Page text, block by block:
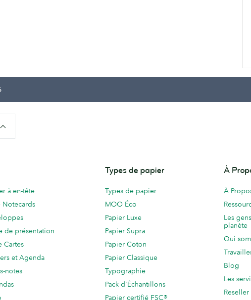
à en-tête
Notecards
de présentation
Cartes
et Agenda
notes
Types de papier
Types de papier
MOO Éco
Papier Luxe
Papier Supra
Papier Coton
Papier Classique
Typographie
Pack d'Échantillons
Papier certifié FSC®
À
À
Les
planète
Qui
Blog
Les
Reseller